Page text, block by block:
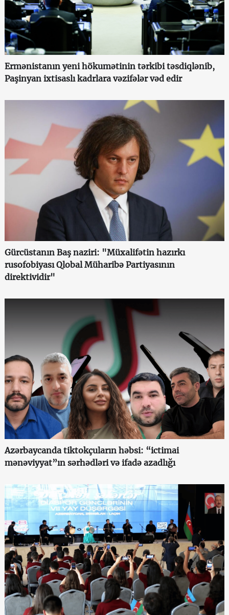
Ermənistanın yeni hökumətinin tərkibi təsdiqlənib,
Paşinyan ixtisaslı kadrlara vəzifələr vəd edir
Gürcüstanın Baş naziri: "Müxalifətin hazırkı
rusofobiyası Qlobal Müharibə Partiyasının
direktividir"
Azərbaycanda tiktokçuların həbsi: “ictimai
mənəviyyat”ın sərhədləri və ifadə azadlığı